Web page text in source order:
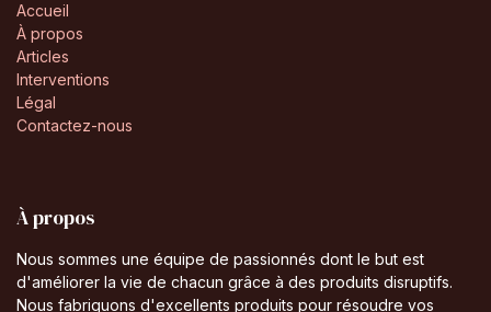
Accueil
À propos
Articles
Interventions
Légal
Contactez-nous
À propos
Nous sommes une équipe de passionnés dont le but est
d'améliorer la vie de chacun grâce à des produits disruptifs.
Nous fabriquons d'excellents produits pour résoudre vos